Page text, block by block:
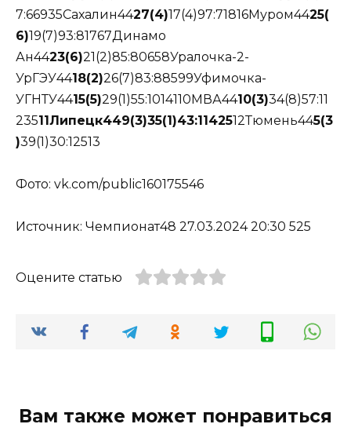
7:66935Сахалин4427(4)17(4)97:71816Муром4425(
6)19(7)93:81767Динамо
Ан4423(6)21(2)85:80658Уралочка-2-
УрГЭУ4418(2)26(7)83:88599Уфимочка-
УГНТУ4415(5)29(1)55:1014110МВА4410(3)34(8)57:11
23511Липецк449(3)35(1)43:1142512Тюмень445(3
)39(1)30:12513
Фото: vk.com/public160175546
Источник: Чемпионат48 27.03.2024 20:30 525
Оцените статью
Вам также может понравиться